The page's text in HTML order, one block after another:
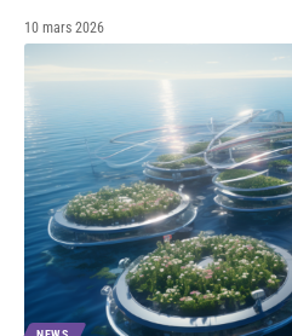
10 mars 2026